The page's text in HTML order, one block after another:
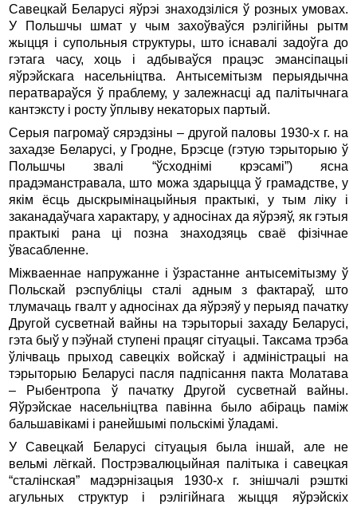
Савецкай Беларусі яўрэі знаходзіліся ў розных умовах.
У Польшчы шмат у чым захоўваўся рэлігійны рытм
жыцця і супольныя структуры, што існавалі задоўга до
гэтага часу, хоць і адбываўся працэс эмансіпацыі
яўрэйскага насельніцтва. Антысемітызм перыядычна
ператвараўся ў праблему, у залежнасці ад палітычнага
кантэксту і росту ўплыву некаторых партый.
Серыя пагромаў сярэдзіны – другой паловы 1930-х г. на
захадзе Беларусі, у Гродне, Брэсце (гэтую тэрыторыю ў
Польшчы звалі “ўсходнімі крэсамі”) ясна
прадэманстравала, што можа здарыцца ў грамадстве, у
якім ёсць дыскрымінацыйныя практыкі, у тым ліку і
заканадаўчага характару, у адносінах да яўрэяў, як гэтыя
практыкі рана ці позна знаходзяць сваё фізічнае
ўвасабленне.
Міжваеннае напружанне і ўзрастанне антысемітызму ў
Польскай рэспубліцы сталі адным з фактараў, што
тлумачаць гвалт у адносінах да яўрэяў у перыяд пачатку
Другой сусветнай вайны на тэрыторыі захаду Беларусі,
гэта быў у пэўнай ступені працяг сітуацыі. Таксама трэба
ўлічваць прыход савецкіх войскаў і адміністрацыі на
тэрыторыю Беларусі пасля падпісання пакта Молатава
– Рыбентропа ў пачатку Другой сусветнай вайны.
Яўрэйскае насельніцтва павінна было абіраць паміж
бальшавікамі і ранейшымі польскімі ўладамі.
У Савецкай Беларусі сітуацыя была іншай, але не
вельмі лёгкай. Пострэвалюцыйная палітыка і савецкая
“сталінская” мадэрнізацыя 1930-х г. знішчалі рэшткі
агульных структур і рэлігійнага жыцця яўрэйскіх